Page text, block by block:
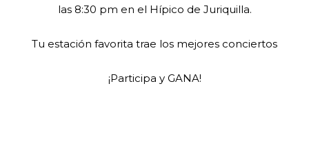
las 8:30 pm en el Hípico de Juriquilla.
Tu estación favorita trae los mejores conciertos
¡Participa y GANA!